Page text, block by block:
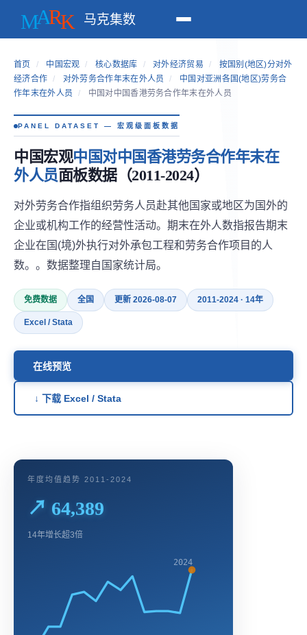
马克集数
首页 / 中国宏观 / 核心数据库 / 对外经济贸易 /
按国别(地区)分对外
经济合作 / 对外劳务合作年末在外人员 /
中国对亚洲各国(地区)劳务合
作年末在外人员
/ 中国对中国香港劳务合作年末在外人员
PANEL DATASET — 宏观级面板数据
中国宏观中国对中国香港劳务合作年末在
外人员面板数据（2011-2024）
对外劳务合作指组织劳务人员赴其他国家或地区为国外的
企业或机构工作的经营性活动。期末在外人数指报告期末
企业在国(境)外执行对外承包工程和劳务合作项目的人
数。。数据整理自国家统计局。
免费数据 全国 更新 2026-08-07 2011-2024 · 14年
Excel / Stata
在线预览
↓ 下载 Excel / Stata
年度均值趋势 2011-2024
↗ 64,389
14年增长超3倍
2024